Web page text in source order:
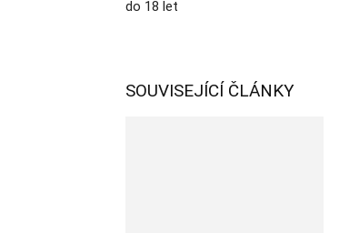
do 18 let
SOUVISEJÍCÍ ČLÁNKY